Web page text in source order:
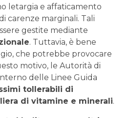
letargia e affaticamento
carenze marginali. Tali
gestite mediante
. Tuttavia, è bene
che potrebbe provocare
motivo, le Autorità di
delle Linee Guida
tollerabili di
di vitamine e minerali.